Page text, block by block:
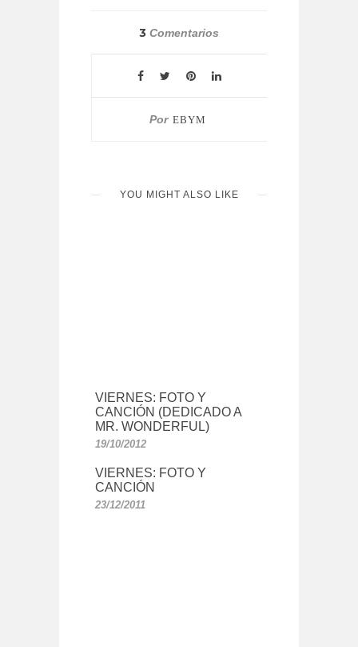
3 Comentarios
Por EBYM
YOU MIGHT ALSO LIKE
VIERNES: FOTO Y
CANCIÓN (DEDICADO A
MR. WONDERFUL)
19/10/2012
VIERNES: FOTO Y
CANCIÓN
23/12/2011